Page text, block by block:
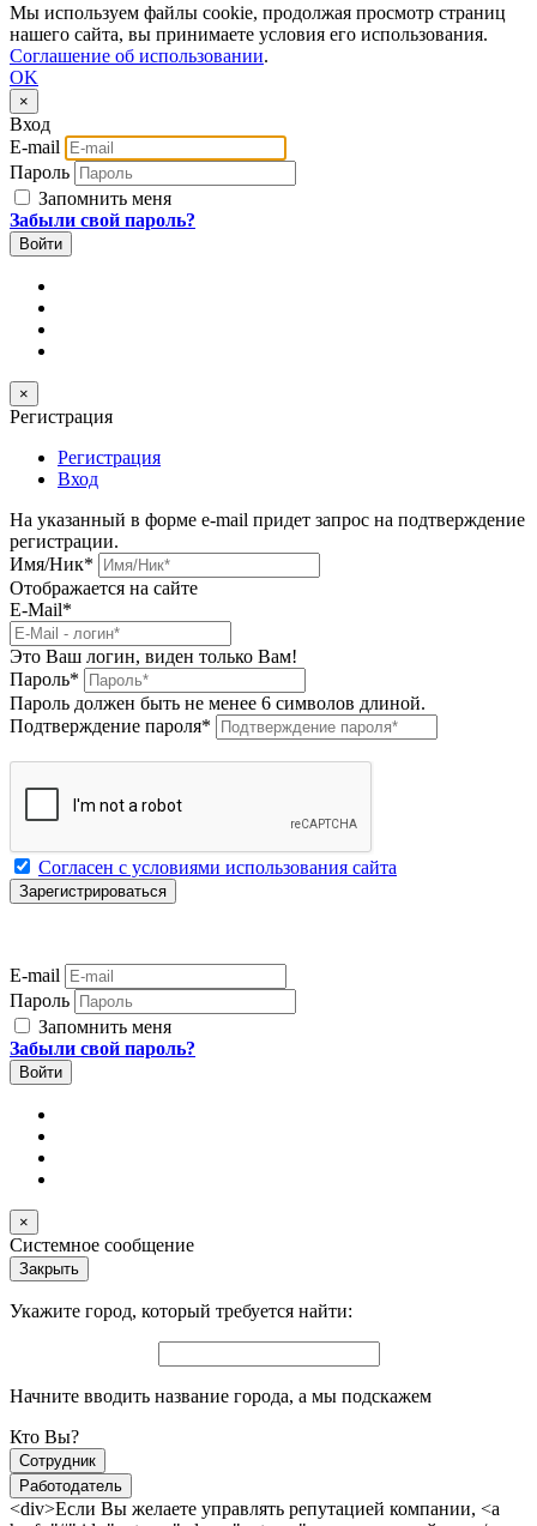
Мы используем файлы cookie, продолжая просмотр страниц
нашего сайта, вы принимаете условия его использования.
Соглашение об использовании.
OK
×
Вход
E-mail
Пароль
Запомнить меня
Забыли свой пароль?
×
Регистрация
Регистрация
Вход
На указанный в форме e-mail придет запрос на подтверждение
регистрации.
Имя/Ник*
Отображается на сайте
E-Mail*
Это Ваш логин, виден только Вам!
Пароль*
Пароль должен быть не менее 6 символов длиной.
Подтверждение пароля*
Согласен с условиями использования сайта
E-mail
Пароль
Запомнить меня
Забыли свой пароль?
×
Системное сообщение
Закрыть
Укажите город, который требуется найти:
Начните вводить название города, а мы подскажем
Кто Вы?
Сотрудник
Работодатель
<div>Если Вы желаете управлять репутацией компании, <a